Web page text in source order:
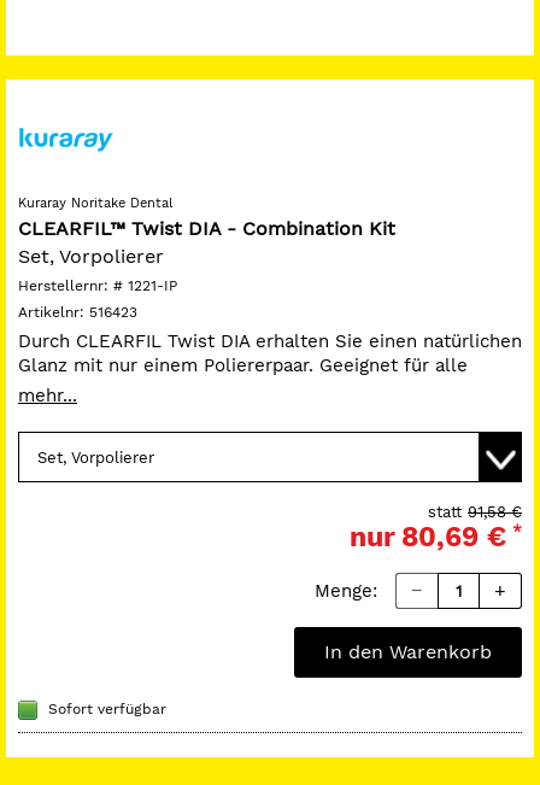
Kuraray Noritake Dental
CLEARFIL™ Twist DIA - Combination Kit
Set, Vorpolierer
Herstellernr: # 1221-IP
Artikelnr: 516423
Durch CLEARFIL Twist DIA erhalten Sie einen natürlichen
Glanz mit nur einem Poliererpaar. Geeignet für alle
Oberflächen und wiederverwendbar. Mit Clearfil Twist
für ein tolles Ergebnis, sondern nur noch ein
Poliersystem, ob ebene Flächen oder sogar Kauflächen.
Packung:je 5 Polierer Ø 14 mm und Ø 10 mm.
mehr...
91,58 €
statt
nur 80,69 € *
Menge:
In den Warenkorb
Sofort verfügbar